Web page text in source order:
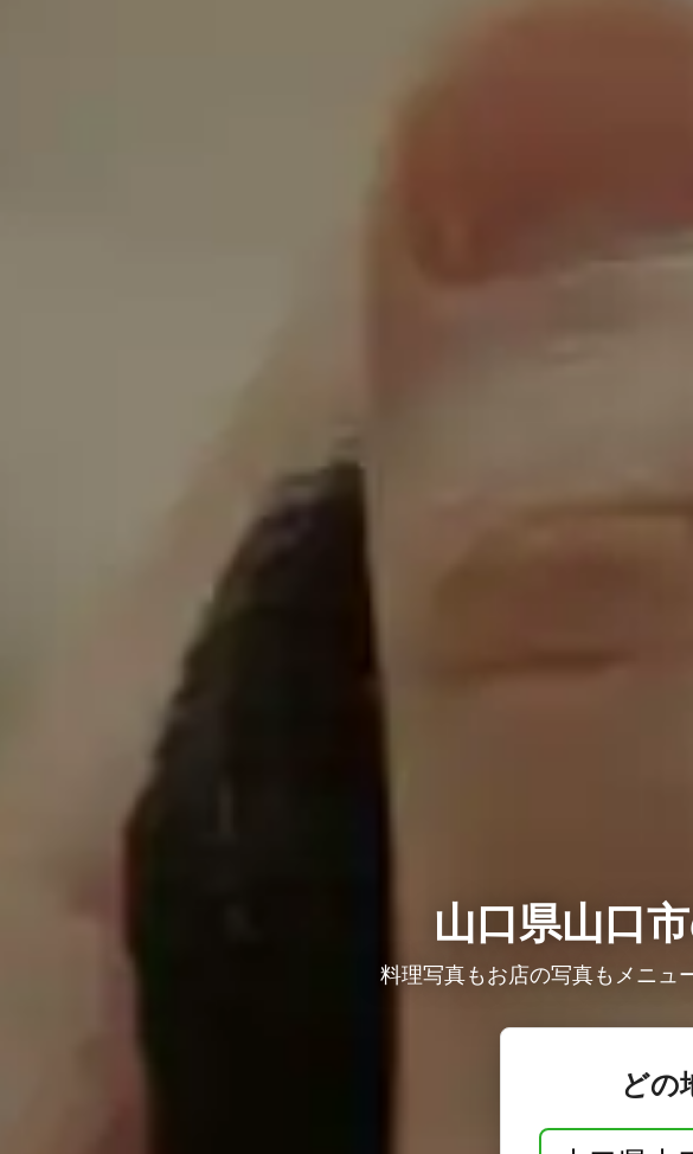
山口県山口
料理写真もお店の写真もメニュ
どの